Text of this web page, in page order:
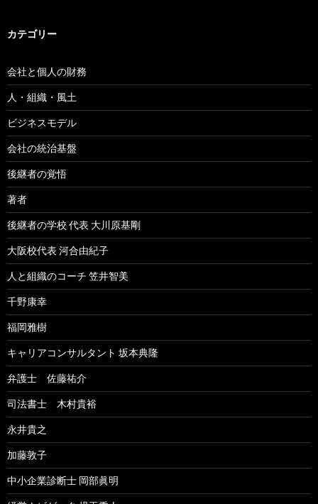
カテゴリー
会社と個人の財務
人・組織・風土
ビジネスモデル
会社の統治基盤
後継者の覚悟
著者
後継者の学校 代表 大川原基剛
大阪校代表 河合由紀子
人と組織のコーチ 笠井智美
千野康幸
福岡雅樹
キャリアコンサルタント 坂本典隆
弁護士 佐藤祐介
司法書士 木村貴裕
永井貴之
加藤敦子
中小企業診断士 岡部眞明